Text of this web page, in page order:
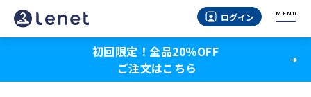
八
女
の
ログイン MENU
初回限定！全品20％OFF
ご注文はこちら